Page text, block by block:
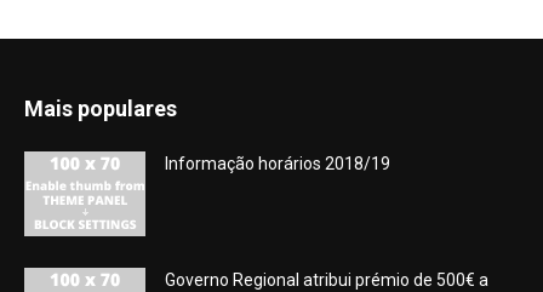
Mais populares
Informação horários 2018/19
Governo Regional atribui prémio de 500€ a